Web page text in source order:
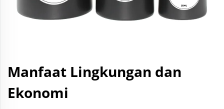
Manfaat Lingkungan dan
Ekonomi